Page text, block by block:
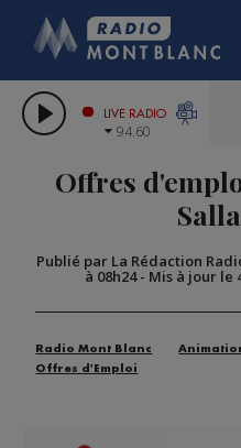
LES
GRAND MASSIF
COMPAGNIE
LIVE RADIO
94.60
Offres
Publié par La Rédaction
à 08h24- Mis à jour le
Radio Mont Blanc
Offres d'Emploi